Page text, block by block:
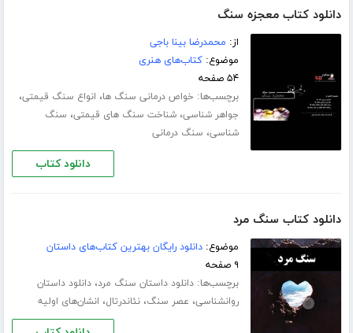
دانلود کتاب معجزه سنگ
از: محمدرضا بینا باجی
موضوع:کتاب‌های هنری
۵۴ صفحه
برچسب‌ها: خواص درمانی سنگ ها، انواع سنگ قیمتی،
جواهر شناسی،شناخت سنگ های قیمتی، سنگ
شناسی، سنگ درمانی
دانلود کتاب
دانلود کتاب سنگ مرد
موضوع:دانلود رایگان بهترین کتاب‌های داستان
۹ صفحه
برچسب‌ها:دانلود داستان سنگ مرد،دانلود داستان
روانشناسی، عصر سنگ،نئاندرتال، انشان‌های اولیه